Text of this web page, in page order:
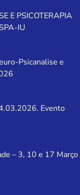
E PSICOTERAPIA
IU
Psicanalise e
Evento
– 3, 10 e 17 Março